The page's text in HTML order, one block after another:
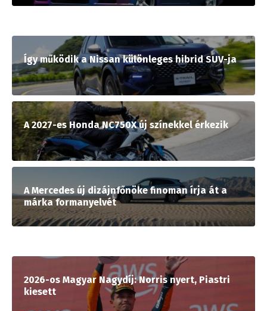
Így működik a Nissan különleges hibrid SUV-ja
A 2027-es Honda NC750X új színekkel érkezik
A Mercedes új dizájnfőnöke finoman írja át a
márka formanyelvét
2026-os Magyar Nagydíj: Norris nyert, Piastri
kiesett